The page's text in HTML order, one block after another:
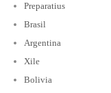
Preparatius
Brasil
Argentina
Xile
Bolivia